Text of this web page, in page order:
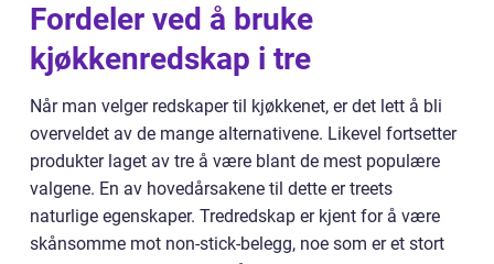
Fordeler ved å bruke
kjøkkenredskap i tre
Når man velger redskaper til kjøkkenet, er det lett å bli
overveldet av de mange alternativene. Likevel fortsetter
produkter laget av tre å være blant de mest populære
valgene. En av hovedårsakene til dette er treets
naturlige egenskaper. Tredredskap er kjent for å være
skånsomme mot non-stick-belegg, noe som er et stort